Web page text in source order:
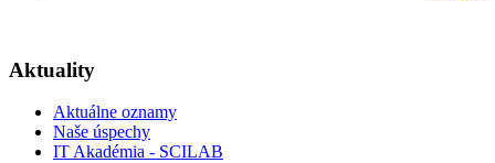
Aktuality
Aktuálne oznamy
Naše úspechy
IT Akadémia - SCILAB